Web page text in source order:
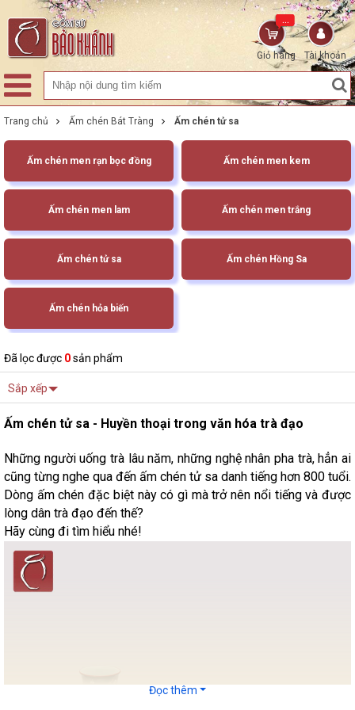
Tài khoản
Giỏ hàng
...
Trang chủ Ấm chén Bát Tràng Ấm chén tử sa
Ấm chén men rạn bọc đồng Ấm chén men kem
Ấm chén men lam Ấm chén men trắng
Ấm chén tử sa Ấm chén Hồng Sa
Ấm chén hỏa biến
Đã lọc được 0sản phẩm
Sắp xếp
Ấm chén tử sa - Huyền thoại trong văn hóa trà đạo
Những người uống trà lâu năm, những nghệ nhân pha trà, hẳn ai
cũng từng nghe qua đến ấm chén tử sa danh tiếng hơn 800 tuổi.
Dòng ấm chén đặc biệt này có gì mà trở nên nổi tiếng và được
lòng dân trà đạo đến thế?
Hãy cùng đi tìm hiểu nhé!
Đọc thêm